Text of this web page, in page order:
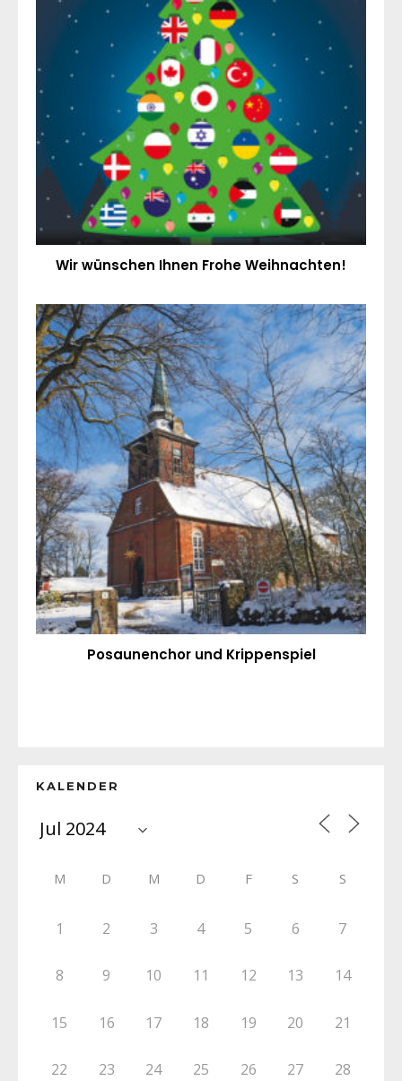
Wir wünschen Ihnen Frohe Weihnachten!
Posaunenchor und Krippenspiel
KALENDER
M D M D F S S
1 2 3 4 5 6 7
8 9 10 11 12 13 14
15 16 17 18 19 20 21
22 23 24 25 26 27 28